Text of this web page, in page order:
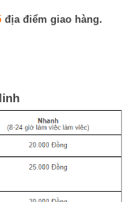
địa điểm giao hàng.